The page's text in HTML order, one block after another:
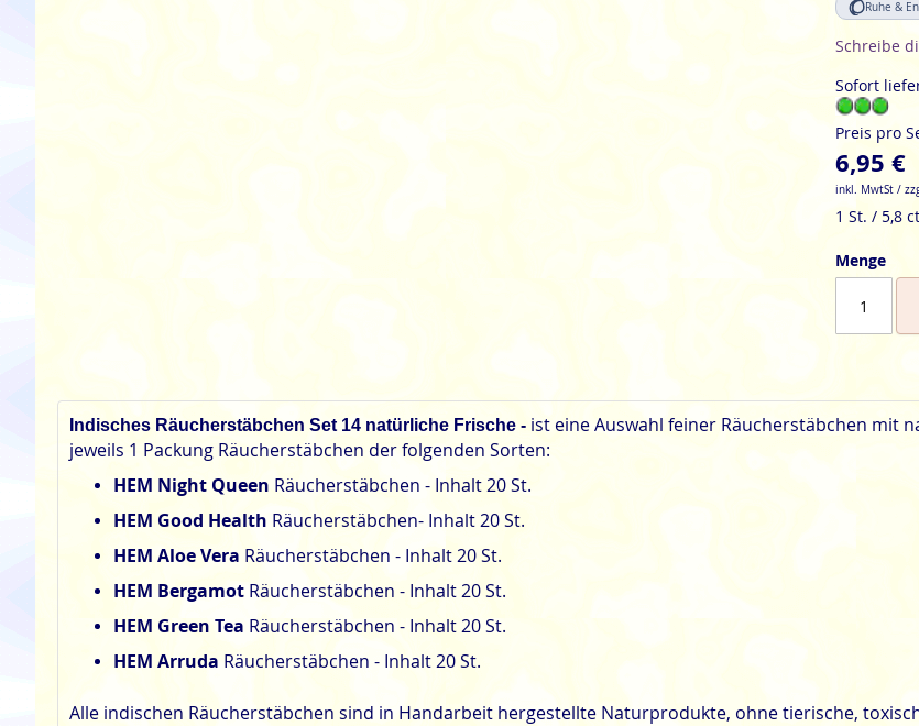
Ruhe &
Schreibe
Sofort
Preis pro
6,95 €
inkl. MwtSt /
1 St. / 5,8 ct
Menge
Indisches Räucherstäbchen Set 14 natürliche Frische - ist eine Auswahl feiner Räucherstäbchen mit
jeweils 1 Packung Räucherstäbchen der folgenden Sorten:
HEM Night Queen Räucherstäbchen - Inhalt 20St.
HEM Good Health Räucherstäbchen- Inhalt 20St.
HEM Aloe Vera Räucherstäbchen - Inhalt 20St.
HEM Bergamot Räucherstäbchen - Inhalt 20 St.
HEM Green Tea Räucherstäbchen - Inhalt 20St.
HEM Arruda Räucherstäbchen - Inhalt 20St.
Alle indischen Räucherstäbchen sind in Handarbeit hergestellte Naturprodukte, ohne tierische,